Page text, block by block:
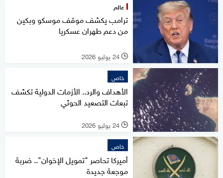
عالم
ترامب يكشف موقف موسكو وبكين
من دعم طهران عسكريا
l 24 يوليو 2026
خاص
الأهداف والرد.. الأزمات الدولية تكشف
تبعات التصعيد الحوثي
l 24 يوليو 2026
خاص
أميركا تحاصر "تمويل الإخوان".. ضربة
موجعة جديدة